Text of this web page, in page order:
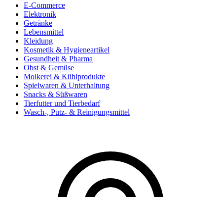
E-Commerce
Elektronik
Getränke
Lebensmittel
Kleidung
Kosmetik & Hygieneartikel
Gesundheit & Pharma
Obst & Gemüse
Molkerei & Kühlprodukte
Spielwaren & Unterhaltung
Snacks & Süßwaren
Tierfutter und Tierbedarf
Wasch-, Putz- & Reinigungsmittel